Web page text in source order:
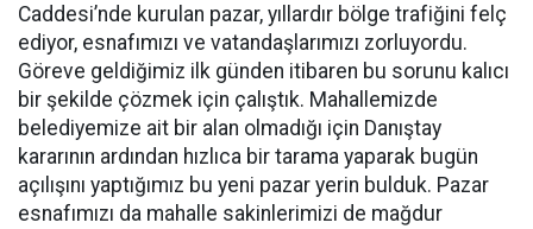
Caddesi’nde kurulan pazar, yıllardır bölge trafiğini felç
ediyor, esnafımızı ve vatandaşlarımızı zorluyordu.
Göreve geldiğimiz ilk günden itibaren bu sorunu kalıcı
bir şekilde çözmek için çalıştık. Mahallemizde
belediyemize ait bir alan olmadığı için Danıştay
kararının ardından hızlıca bir tarama yaparak bugün
açılışını yaptığımız bu yeni pazar yerin bulduk. Pazar
esnafımızı da mahalle sakinlerimizi de mağdur